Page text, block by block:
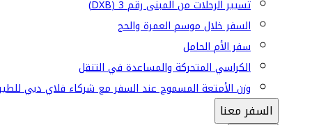
تسيير الرحلات من المبنى رقم 3 (DXB)
السفر خلال موسم العمرة والحج
سفر الأم الحامل
الكراسي المتحركة والمساعدة في التنقل
وزن الأمتعة المسموح عند السفر مع شركاء فلاي دبي
السفر معنا